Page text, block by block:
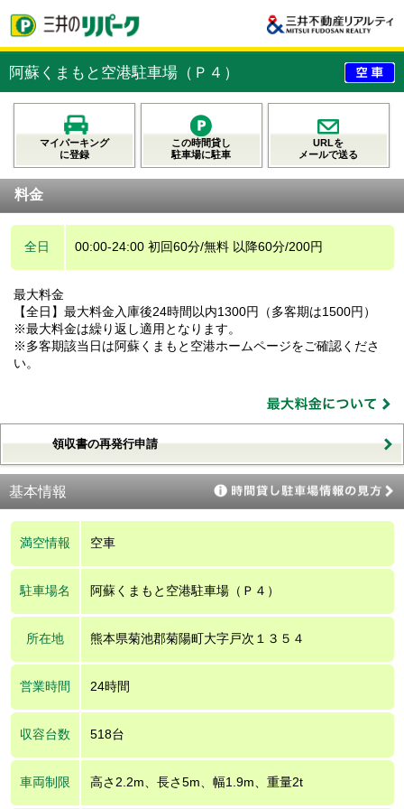
阿蘇くまもと空港駐車場（Ｐ４）
マイパーキング
に登録
この時間貸し
駐車場に駐車
URLを
メールで送る
料金
全日 00:00-24:00 初回60分/無料 以降60分/200円
最大料金
【全日】最大料金入庫後24時間以内1300円（多客期は1500円）
※最大料金は繰り返し適用となります。
※多客期該当日は阿蘇くまもと空港ホームページをご確認くださ
い。
領収書の再発行申請
基本情報
満空情報 空車
駐車場名 阿蘇くまもと空港駐車場（Ｐ４）
所在地 熊本県菊池郡菊陽町大字戸次１３５４
営業時間 24時間
収容台数 518台
車両制限 高さ2.2m、長さ5m、幅1.9m、重量2t